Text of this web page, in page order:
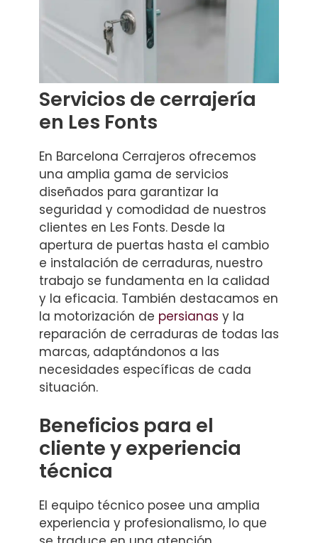
Servicios de cerrajería
en Les Fonts
En Barcelona Cerrajeros ofrecemos
una amplia gama de servicios
diseñados para garantizar la
seguridad y comodidad de nuestros
clientes en Les Fonts. Desde la
apertura de puertas hasta el cambio
e instalación de cerraduras, nuestro
trabajo se fundamenta en la calidad
y la eficacia. También destacamos en
la motorización de persianas y la
reparación de cerraduras de todas las
marcas, adaptándonos a las
necesidades específicas de cada
situación.
Beneficios para el
cliente y experiencia
técnica
El equipo técnico posee una amplia
experiencia y profesionalismo, lo que